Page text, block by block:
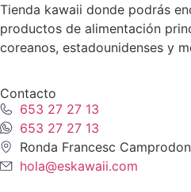
Tienda kawaii donde podrás
productos de alimentación
coreanos, estadounidenses y
Contacto
653 27 27 13
653 27 27 13
Ronda Francesc
hola@eskawaii.com